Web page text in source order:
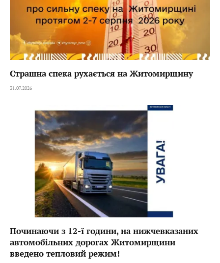
Страшна спека рухається на Житомирщину
31.07.2026
Починаючи з 12-ї години, на нижчевказаних
автомобільних дорогах Житомирщини
введено тепловий режим!